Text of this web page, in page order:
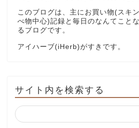
このブログは、主にお買い物(スキ
べ物中心)記録と毎日のなんてこと
るブログです。
アイハーブ(iHerb)がすきです。
サイト内を検索する